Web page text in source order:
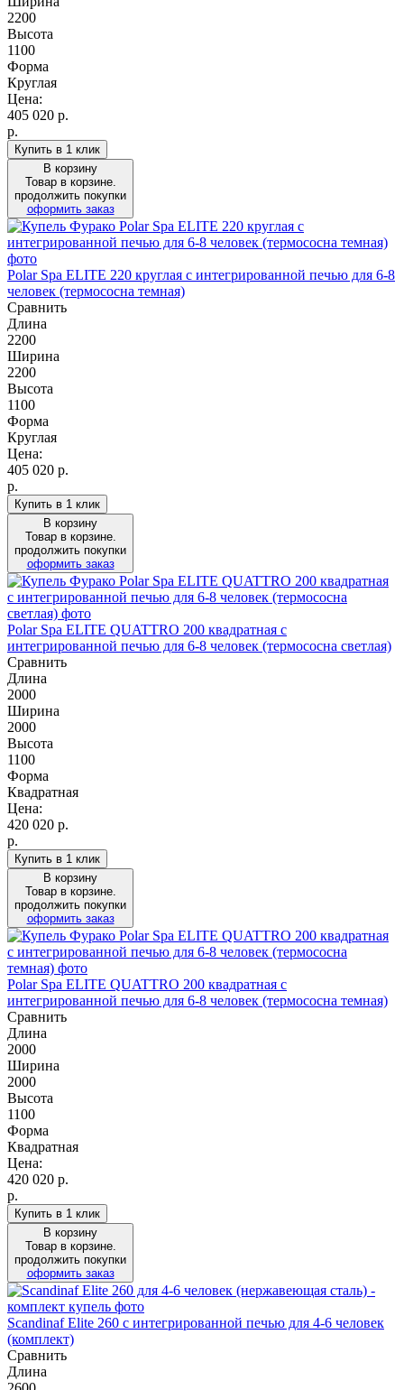
2200
Высота
1100
Форма
Круглая
Цена:
405 020 р.
р.
Купить в 1 клик
В корзину
Товар в корзине.
продолжить покупки
оформить заказ
Polar Spa ELITE 220 круглая с интегрированной печью для 6-8
человек (термососна темная)
Сравнить
Длина
2200
Ширина
2200
Высота
1100
Форма
Круглая
Цена:
405 020 р.
р.
Купить в 1 клик
В корзину
Товар в корзине.
продолжить покупки
оформить заказ
Polar Spa ELITE QUATTRO 200 квадратная с
интегрированной печью для 6-8 человек (термососна светлая)
Сравнить
Длина
2000
Ширина
2000
Высота
1100
Форма
Квадратная
Цена:
420 020 р.
р.
Купить в 1 клик
В корзину
Товар в корзине.
продолжить покупки
оформить заказ
Polar Spa ELITE QUATTRO 200 квадратная с
интегрированной печью для 6-8 человек (термососна темная)
Сравнить
Длина
2000
Ширина
2000
Высота
1100
Форма
Квадратная
Цена:
420 020 р.
р.
Купить в 1 клик
В корзину
Товар в корзине.
продолжить покупки
оформить заказ
Scandinaf Elite 260 c интегрированной печью для 4-6 человек
(комплект)
Сравнить
Длина